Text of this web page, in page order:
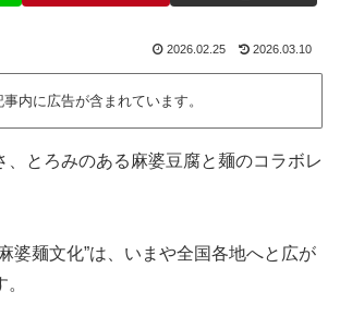
2026.02.25 2026.03.10
事内に広告が含まれています。
、とろみのある麻婆豆腐と麺のコラボレ
婆麺文化”は、いまや全国各地へと広が